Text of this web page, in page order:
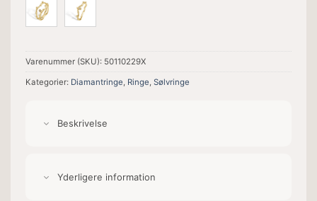
Varenummer (SKU): 50110229X
Kategorier: Diamantringe, Ringe, Sølvringe
Beskrivelse
Yderligere information